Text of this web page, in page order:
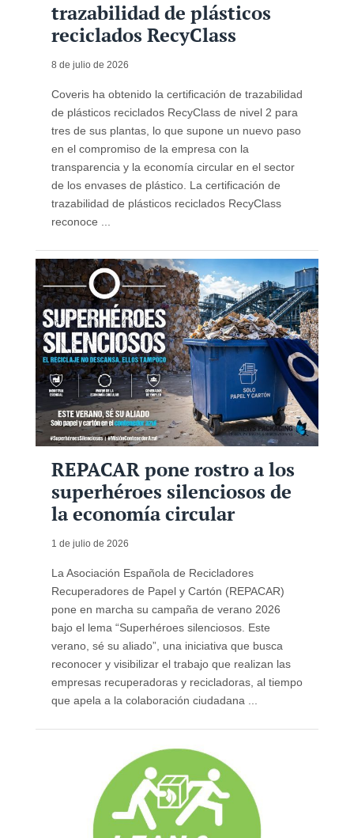
trazabilidad de plásticos
reciclados RecyClass
8 de julio de 2026
Coveris ha obtenido la certificación de trazabilidad
de plásticos reciclados RecyClass de nivel 2 para
tres de sus plantas, lo que supone un nuevo paso
en el compromiso de la empresa con la
transparencia y la economía circular en el sector
de los envases de plástico. La certificación de
trazabilidad de plásticos reciclados RecyClass
reconoce ...
REPACAR pone rostro a los
superhéroes silenciosos de
la economía circular
1 de julio de 2026
La Asociación Española de Recicladores
Recuperadores de Papel y Cartón (REPACAR)
pone en marcha su campaña de verano 2026
bajo el lema “Superhéroes silenciosos. Este
verano, sé su aliado”, una iniciativa que busca
reconocer y visibilizar el trabajo que realizan las
empresas recuperadoras y recicladoras, al tiempo
que apela a la colaboración ciudadana ...